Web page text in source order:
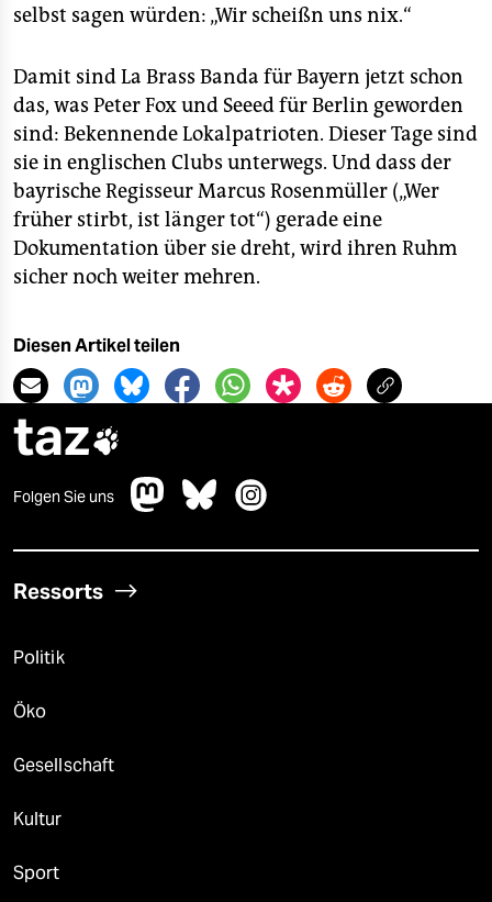
selbst sagen würden: „Wir scheißn uns nix.“
Damit sind La Brass Banda für Bayern jetzt schon
das, was Peter Fox und Seeed für Berlin geworden
sind: Bekennende Lokalpatrioten. Dieser Tage sind
sie in englischen Clubs unterwegs. Und dass der
bayrische Regisseur Marcus Rosenmüller („Wer
früher stirbt, ist länger tot“) gerade eine
Dokumentation über sie dreht, wird ihren Ruhm
sicher noch weiter mehren.
Diesen Artikel teilen
taz
Folgen Sie uns
Ressorts
Politik
Öko
Gesellschaft
Kultur
Sport